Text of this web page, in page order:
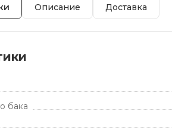
Описание Доставка
бака